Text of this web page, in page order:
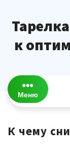
содержимому
к
Меню
К чему